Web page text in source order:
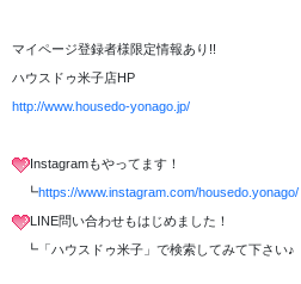
マイページ登録者様限定情報あり!!
ハウスドゥ米子店HP
http://www.housedo-yonago.jp/
Instagramもやってます！
┗https://www.instagram.com/housedo.yonago/
LINE問い合わせもはじめました！
┗「ハウスドゥ米子」で検索してみて下さい♪